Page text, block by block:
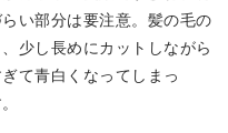
い部分は要注意。髪の毛の
少し長めにカットしながら
て青白くなってしまっ